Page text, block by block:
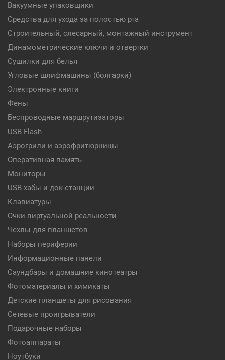
Вакуумные упаковщики
Средства для ухода за полостью рта
Строительный, слесарный, монтажный инструмент
Динамометрические ключи и отвертки
Сушилки для белья
Угловые шлифмашины (болгарки)
Электронные книги
Фены
Беспроводные маршрутизаторы
USB Flash
Аэрогрили и аэрофритюрницы
Оперативная память
Мониторы
USB-хабы и док-станции
Клавиатуры
Очки виртуальной реальности
Чехлы для планшетов
Наборы периферии
Информационные панели
Саундбары и домашние кинотеатры
Фотоматериалы и химикаты
Детские планшеты для рисования
Сетевые проигрыватели
Подарочные наборы
Фотоаппараты
Ноутбуки